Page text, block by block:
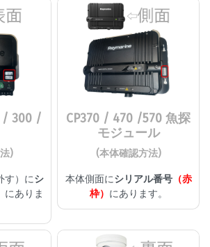
/ 300 /
)
す）にシ
にありま
CP370 / 470 /570 魚探
モジュール
(本体確認方法)
本体側面にシリアル番号（赤
枠） にあります。